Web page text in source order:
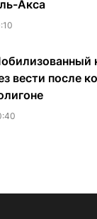
Акса
вести после